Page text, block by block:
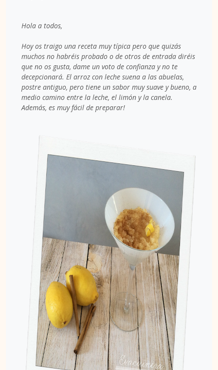
Hola a todos,
Hoy os traigo una receta muy típica pero que quizás
muchos no habréis probado o de otros de entrada diréis
que no os gusta, dame un voto de confianza y no te
decepcionará. El arroz con leche suena a las abuelas,
postre antiguo, pero tiene un sabor muy suave y bueno, a
medio camino entre la leche, el limón y la canela.
Además, es muy fácil de preparar!